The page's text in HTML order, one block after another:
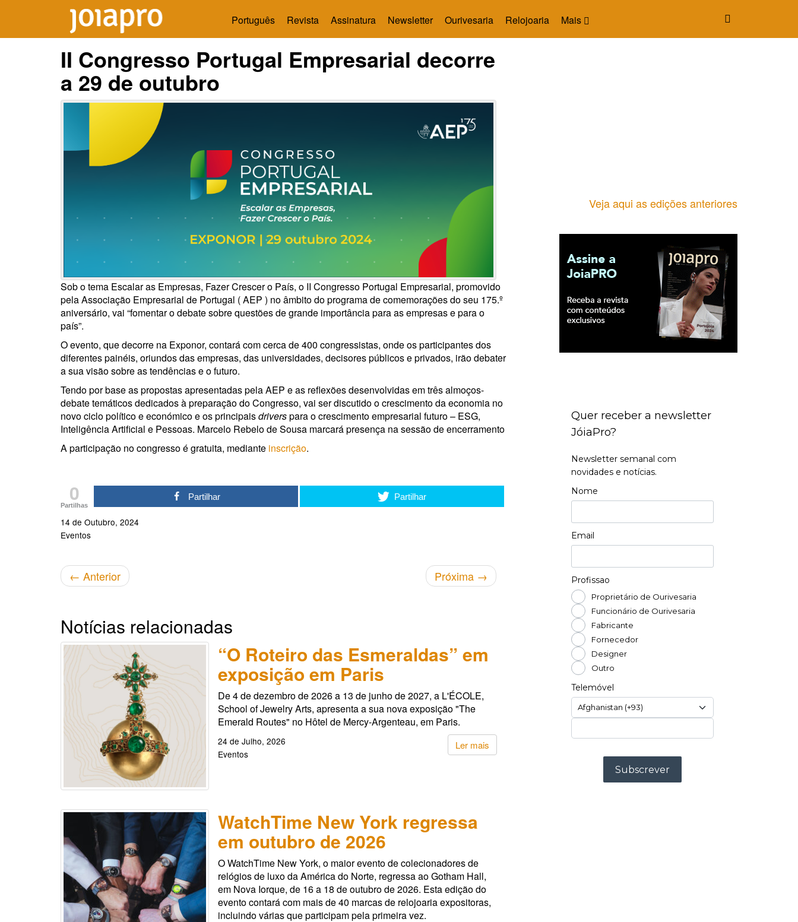
Mais
Português Revista Assinatura Newsletter Ourivesaria Relojoaria
II Congresso Portugal Empresarial decorre
a 29 de outubro
Sob o tema Escalar as Empresas, Fazer Crescer o País, o II Congresso Portugal Empresarial, promovido
pela Associação Empresarial de Portugal ( AEP ) no âmbito do programa de comemorações do seu 175.º
aniversário, vai “fomentar o debate sobre questões de grande importância para as empresas e para o
país”.
O evento, que decorre na Exponor, contará com cerca de 400 congressistas, onde os participantes dos
diferentes painéis, oriundos das empresas, das universidades, decisores públicos e privados, irão debater
a sua visão sobre as tendências e o futuro.
Tendo por base as propostas apresentadas pela AEP e as reflexões desenvolvidas em três almoços-
debate temáticos dedicados à preparação do Congresso, vai ser discutido o crescimento da economia no
novo ciclo político e económico e os principaisdriverspara o crescimento empresarial futuro – ESG,
Inteligência Artificial e Pessoas. Marcelo Rebelo de Sousa marcará presença na sessão de encerramento
A participação no congresso é gratuita, mediante inscrição.
0
Partilhas
Partilhar Partilhar
14 de Outubro, 2024
Eventos
← Anterior Próxima →
Veja aqui as edições anteriores
Notícias relacionadas
“O Roteiro das Esmeraldas” em
exposição em Paris
De 4 de dezembro de 2026 a 13 de junho de 2027, a L'ÉCOLE,
School of Jewelry Arts, apresenta a sua nova exposição "The
Emerald Routes" no Hôtel de Mercy-Argenteau, em Paris.
Ler mais
24 de Julho, 2026
Eventos
WatchTime New York regressa
em outubro de 2026
O WatchTime New York, o maior evento de colecionadores de
relógios de luxo da América do Norte, regressa ao Gotham Hall,
em Nova Iorque, de 16 a 18 de outubro de 2026. Esta edição do
evento contará com mais de 40 marcas de relojoaria expositoras,
incluindo várias que participam pela primeira vez.